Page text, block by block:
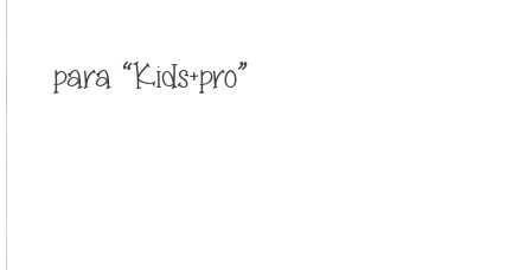
para “Kids+pro”